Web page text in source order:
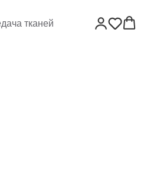
тканей